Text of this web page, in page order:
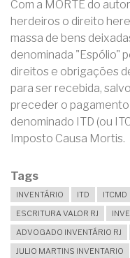
Com a MORTE do
herdeiros o direito
massa de bens
denominada "Espólio"
direitos e obrigações
para ser recebida,
preceder o pagamento
denominado ITD (ou
Imposto Causa Mortis.
Tags
INVENTÁRIO ITD ITCMD
ESCRITURA VALOR RJ
ADVOGADO INVENTÁRIO RJ
JULIO MARTINS INVENTARIO